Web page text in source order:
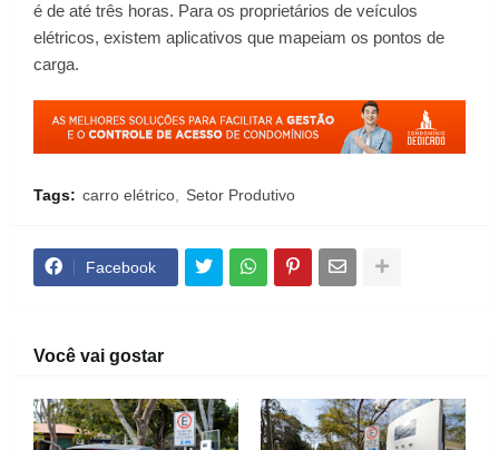
é de até três horas. Para os proprietários de veículos
elétricos, existem aplicativos que mapeiam os pontos de
carga.
Tags: carro elétrico Setor Produtivo
Facebook
Você vai gostar